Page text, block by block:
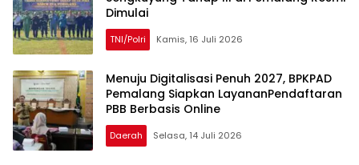
Dimulai
TNI/Polri Kamis, 16 Juli 2026
Menuju Digitalisasi Penuh 2027, BPKPAD
Pemalang Siapkan LayananPendaftaran
PBB Berbasis Online
Daerah Selasa, 14 Juli 2026